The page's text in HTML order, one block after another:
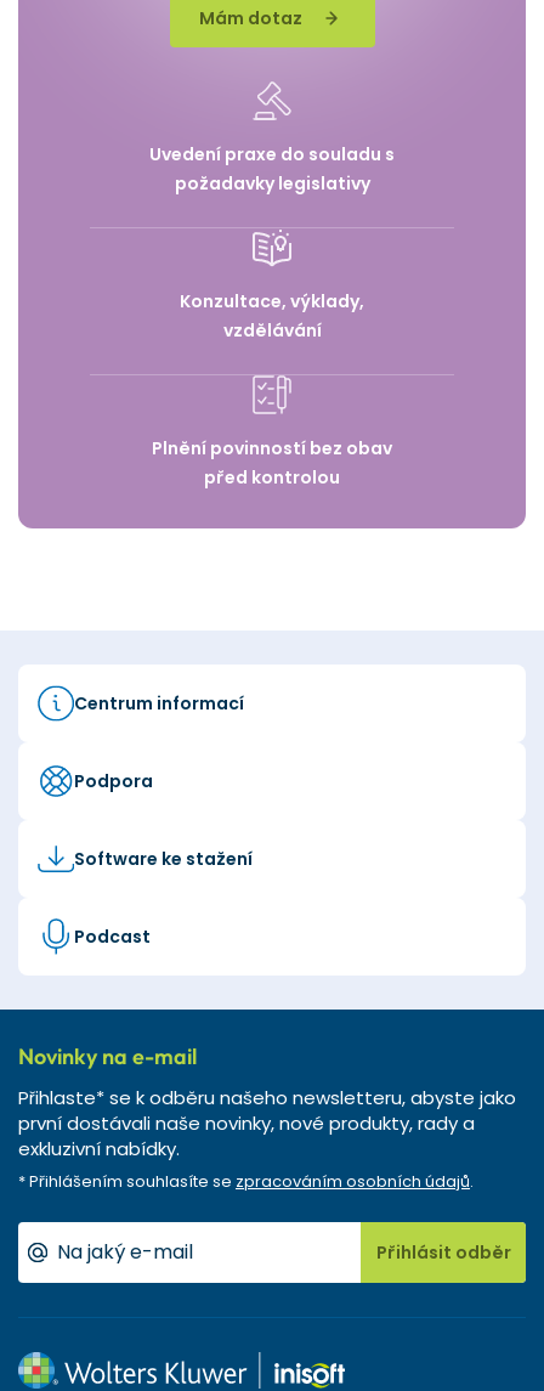
Mám dotaz
Uvedení praxe do souladu s
požadavky legislativy
Konzultace, výklady,
vzdělávání
Plnění povinností bez obav
před kontrolou
Centrum informací
Podpora
Software ke stažení
Podcast
Novinky na e-mail
Přihlaste* se k odběru našeho newsletteru, abyste jako
první dostávali naše novinky, nové produkty, rady a
exkluzivní nabídky.
* Přihlášením souhlasíte se zpracováním osobních údajů.
Přihlásit odběr